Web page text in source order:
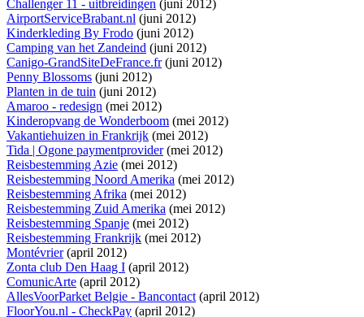
Challenger 11 - uitbreidingen (juni 2012)
AirportServiceBrabant.nl (juni 2012)
Kinderkleding By Frodo (juni 2012)
Camping van het Zandeind (juni 2012)
Canigo-GrandSiteDeFrance.fr(juni 2012)
Penny Blossoms (juni 2012)
Planten in de tuin (juni 2012)
Amaroo - redesign (mei 2012)
Kinderopvang de Wonderboom (mei 2012)
Vakantiehuizen in Frankrijk (mei 2012)
Tida | Ogone paymentprovider(mei 2012)
Reisbestemming Azie (mei 2012)
Reisbestemming Noord Amerika (mei 2012)
Reisbestemming Afrika (mei 2012)
Reisbestemming Zuid Amerika (mei 2012)
Reisbestemming Spanje (mei 2012)
Reisbestemming Frankrijk (mei 2012)
Montévrier(april 2012)
Zonta club Den Haag I (april 2012)
ComunicArte (april 2012)
AllesVoorParket Belgie - Bancontact(april 2012)
FloorYou.nl - CheckPay (april 2012)